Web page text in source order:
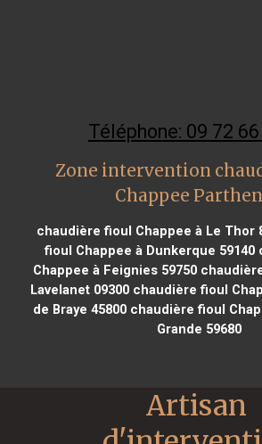
Téléphone: 09 72
Zone intervention
Chappee
chaudière fioul Chappee à Le Thor
fioul Chappee à Dunkerque 59140
Chappee à Feignies 59750
Lavelanet 09300chaudière fioul
de Braye 45800 chaudière fioul
Grande 59680
Artisan